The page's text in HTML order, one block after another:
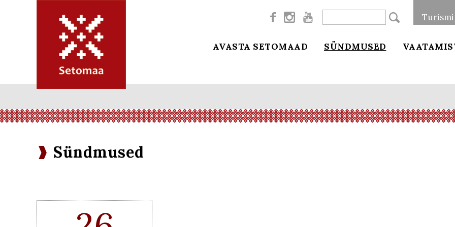
  
AVASTA SETOMAAD SÜNDMUSED
Sündmused